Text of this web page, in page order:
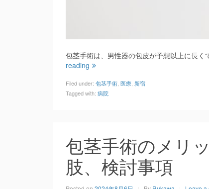
包茎手術は、男性器の包皮が予想以上に長く
reading
Filed under: 包茎手術 医療 新宿
Tagged with: 病院
包茎手術のメリ
肢、検討事項